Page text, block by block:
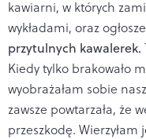
kawiarni, w których
wykładami, oraz
przytulnych kawalerek.
Kiedy tylko brakowało
wyobrażałam sobie
zawsze powtarzała, że
przeszkodę. Wierzyłam